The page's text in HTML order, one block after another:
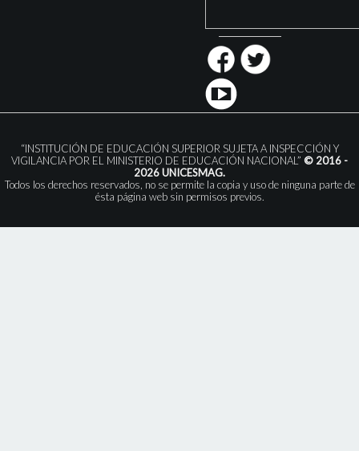
“INSTITUCIÓN DE EDUCACIÓN SUPERIOR SUJETA A INSPECCIÓN Y
VIGILANCIA POR EL MINISTERIO DE EDUCACIÓN NACIONAL” © 2016 -
2026 UNICESMAG.
Todos los derechos reservados, no se permite la copia y uso de ninguna parte de
ésta página web sin permisos previos.